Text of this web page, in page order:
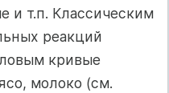
и т.п. Классическим
реакций
кривые
молоко (см.